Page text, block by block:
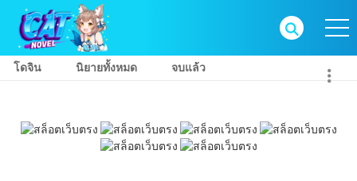
โดจิน นิยายทั้งหมด จบแล้ว